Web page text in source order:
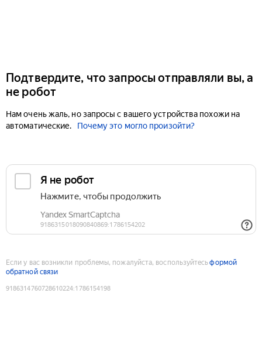
Подтвердите, что запросы отправляли вы, а
не робот
Нам очень жаль, но запросы с вашего устройства похожи на
автоматические.
Почему это могло произойти?
Если у вас возникли проблемы, пожалуйста, воспользуйтесьформой
обратной связи
9186314760728610224:1786154198